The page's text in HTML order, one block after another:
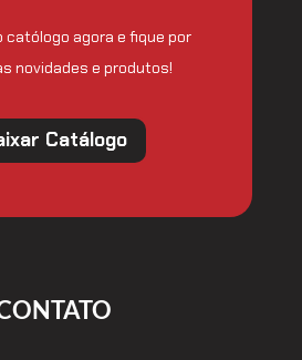
católogo agora e fique por
novidades e produtos!
Catálogo